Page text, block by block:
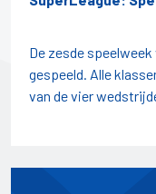
De zesde
gespeeld. Alle
van de vier